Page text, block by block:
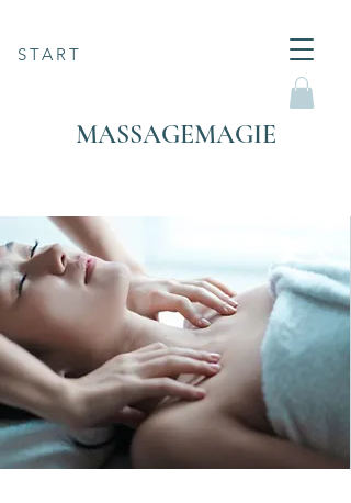
MASSAGEMAGIE
START